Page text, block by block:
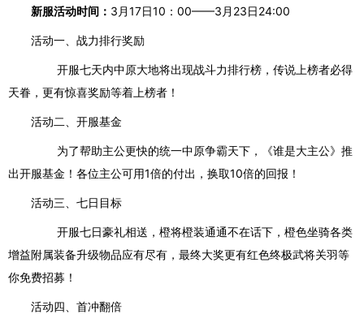
新服活动时间： 3月17日10：00——3月23日24:00
活动一、战力排行奖励
开服七天内中原大地将出现战斗力排行榜，传说上榜者必得
天眷，更有惊喜奖励等着上榜者！
活动二、开服基金
为了帮助主公更快的统一中原争霸天下，《谁是大主公》推
出开服基金！各位主公可用1倍的付出，换取10倍的回报！
活动三、七日目标
开服七日豪礼相送，橙将橙装通通不在话下，橙色坐骑各类
增益附属装备升级物品应有尽有，最终大奖更有红色终极武将关羽等
你免费招募！
活动四、首冲翻倍